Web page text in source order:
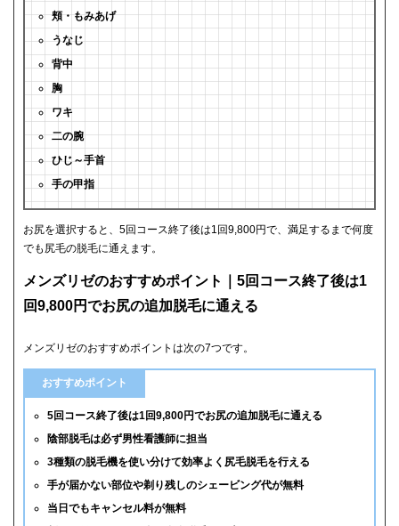
頬・もみあげ
うなじ
背中
胸
ワキ
二の腕
ひじ～手首
手の甲指
お尻を選択すると、5回コース終了後は1回9,800円で、満足するまで何度
でも尻毛の脱毛に通えます。
メンズリゼのおすすめポイント｜5回コース終了後は1
回9,800円でお尻の追加脱毛に通える
メンズリゼのおすすめポイントは次の7つです。
おすすめポイント
5回コース終了後は1回9,800円でお尻の追加脱毛に通える
陰部脱毛は必ず男性看護師に担当
3種類の脱毛機を使い分けて効率よく尻毛脱毛を行える
手が届かない部位や剃り残しのシェービング代が無料
当日でもキャンセル料が無料